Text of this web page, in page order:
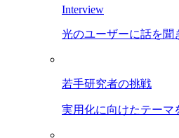
Interview
光のユーザーに話を聞
若手研究者の挑戦
実用化に向けたテーマ